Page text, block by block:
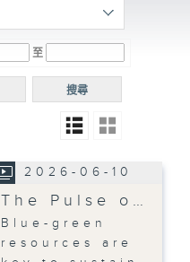
電台
普通
至
搜尋
2026-06-10
The Pulse o…
Blue-green
resources are